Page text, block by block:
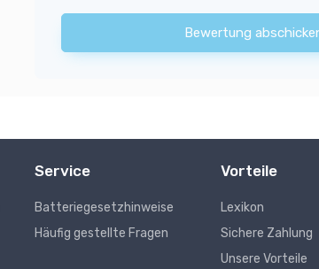
Bewertung
Service
Batteriegesetzhinweise
Häufig gestellte Fragen
Vorteile
Lexikon
Sichere Zahlung
Unsere Vorteile